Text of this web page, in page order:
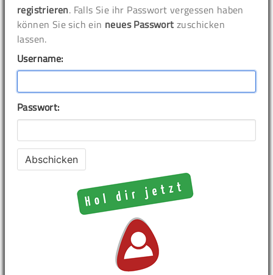
registrieren. Falls Sie ihr Passwort vergessen haben
können Sie sich ein neues Passwort zuschicken
lassen.
Username:
Passwort: